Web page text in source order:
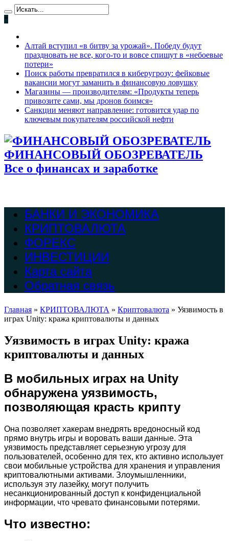
*
Алтай вступил «в битву за урожай». Победу будут
праздновать не все, кого-то и вовсе спишут в «небоевые
потери»
Поиск работы превратился в киберугрозу: фейковые
вакансии могут заманить в финансовую ловушку
Магазины — производителям: «Продукты теперь
привозите сами, мы дронов боимся»
Санкции меняют направление: готовится удар по
ключевым покупателям российской нефти
ФИНАНСОВЫЙ ОБОЗРЕВАТЕЛЬ
Все о финансах и заработке
БАНКИ И ЭКОНОМИКА
КРИПТОВАЛЮТА
ФОРЕКС
ИНВЕСТИЦИИ
Карта сайта
Обратная связь
Главная » КРИПТОВАЛЮТА » Криптовалюта » Уязвимость в
играх Unity: кража криптовалюты и данных
Уязвимость в играх Unity: кража
криптовалюты и данных
В мобильных играх на Unity
обнаружена уязвимость,
позволяющая красть крипту
Она позволяет хакерам внедрять вредоносный код
прямо внутрь игры и воровать ваши данные. Эта
уязвимость представляет серьезную угрозу для
пользователей, особенно для тех, кто активно использует
свои мобильные устройства для хранения и управления
криптовалютными активами. Злоумышленники,
используя эту лазейку, могут получить
несанкционированный доступ к конфиденциальной
информации, что чревато финансовыми потерями.
Что известно: